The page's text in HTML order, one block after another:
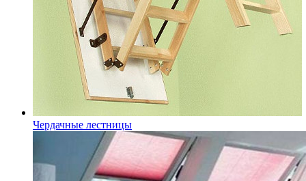
Чердачные лестницы